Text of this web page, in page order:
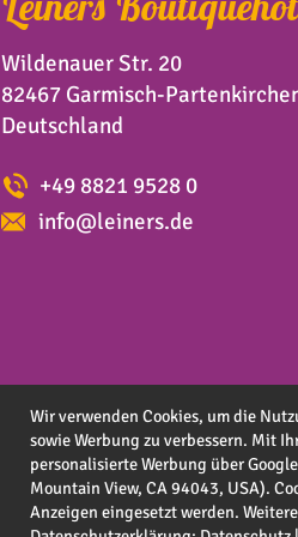
Wildenauer Str. 20
82467 Garmisch-
Deutschland
+49 8821 9528 0
info@leiners.de
Wir verwenden Cookies, um die
sowie Werbung zu verbessern. Mit
personalisierte Werbung über
Mountain View, CA 94043, USA).
Anzeigen eingesetzt werden.